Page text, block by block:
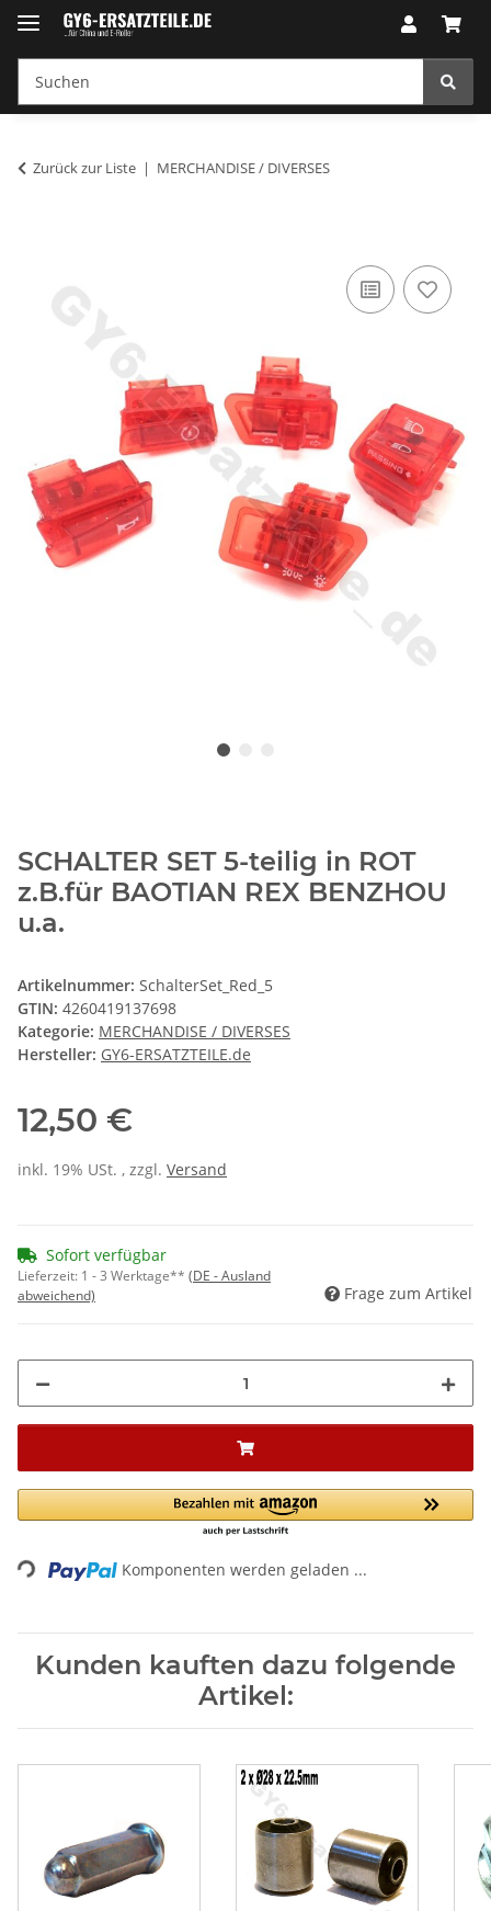
Zurück zur Liste MERCHANDISE / DIVERSES
SCHALTER SET 5-teilig in ROT
z.B.für BAOTIAN REX BENZHOU
u.a.
Artikelnummer: SchalterSet_Red_5
GTIN: 4260419137698
Kategorie: MERCHANDISE / DIVERSES
Hersteller: GY6-ERSATZTEILE.de
12,50 €
inkl. 19% USt. , zzgl. Versand
Sofort verfügbar
Lieferzeit: 1 - 3 Werktage** (DE - Ausland
abweichend)
Frage zum Artikel
Loading... Komponenten werden geladen ...
Kunden kauften dazu folgende
Artikel: